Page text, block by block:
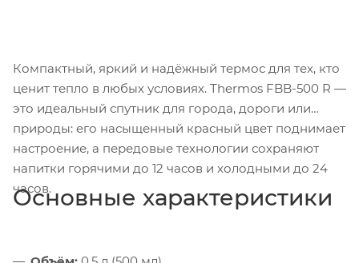
Компактный, яркий и надёжный термос для тех, кто
ценит тепло в любых условиях. Thermos FBB-500 R —
это идеальный спутник для города, дороги или
природы: его насыщенный красный цвет поднимает
настроение, а передовые технологии сохраняют
напитки горячими до 12 часов и холодными до 24
часов.
Основные характеристики